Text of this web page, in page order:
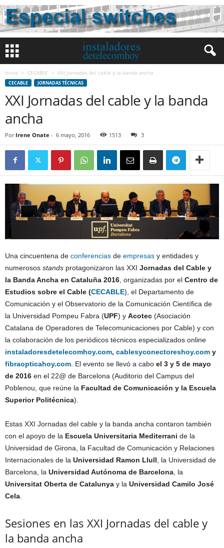
Inicio CECABLE XXI Jornadas del cable y la banda ancha
CECABLE JORNADAS TÉCNICAS
XXI Jornadas del cable y la banda
ancha
Por Irene Onate - 6 mayo, 2016 1513 3
Una cincuentena de conferencias de empresas y entidades y
numerosos stands protagonizaron las XXI Jornadas del Cable y
la Banda Ancha en Cataluña 2016, organizadas por el Centro de
Estudios sobre el Cable (CECABLE), el Departamento de
Comunicación y el Observatorio de la Comunicación Científica de
la Universidad Pompeu Fabra (UPF) y Acotec (Asociación
Catalana de Operadores de Telecomunicaciones por Cable) y con
la colaboración de los periódicos técnicos especializados online
instaladoresdetelecomhoy.com, cablesyconectoreshoy.com y
fibraopticahoy.com. El evento se llevó a cabo el 3 y 5 de mayo
de 2016 en el 22@ de Barcelona (Auditorio del Campus del
Poblenou, que reúne la Facultad de Comunicación y la Escuela
Superior Politécnica).
Estas XXI Jornadas del cable y la banda ancha contaron también
con el apoyo de la Escuela Universitaria Mediterrani de la
Universidad de Girona, la Facultad de Comunicación y Relaciones
Internacionales de la Universidad Ramon Llull, la Universidad de
Barcelona, la Universidad Autónoma de Barcelona, la
Universitat Oberta de Catalunya y la Universidad Camilo José
Cela.
Sesiones en las XXI Jornadas del cable y
la banda ancha